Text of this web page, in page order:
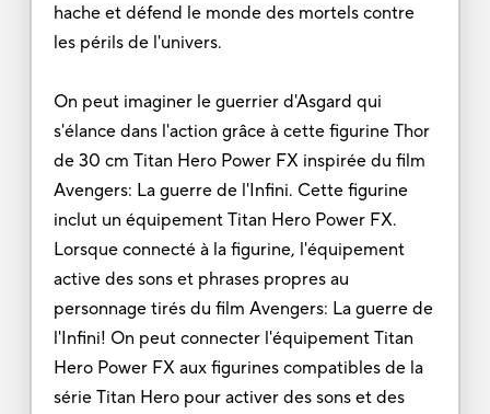
hache et défend le monde des mortels contre
les périls de l'univers.
On peut imaginer le guerrier d'Asgard qui
s'élance dans l'action grâce à cette figurine Thor
de 30 cm Titan Hero Power FX inspirée du film
Avengers: La guerre de l'Infini. Cette figurine
inclut un équipement Titan Hero Power FX.
Lorsque connecté à la figurine, l'équipement
active des sons et phrases propres au
personnage tirés du film Avengers: La guerre de
l'Infini! On peut connecter l'équipement Titan
Hero Power FX aux figurines compatibles de la
série Titan Hero pour activer des sons et des